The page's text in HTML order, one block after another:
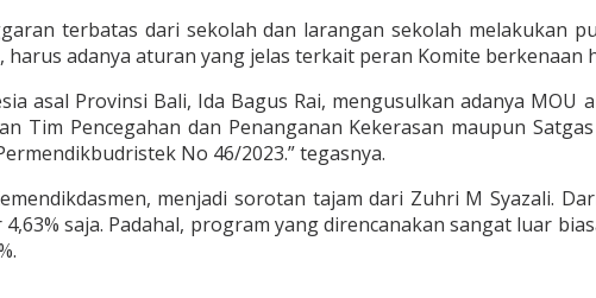
terbatas dari sekolah dan larangan sekolah melakukan
adanya aturan yang jelas terkait peran Komite
asal Provinsi Bali, Ida Bagus Rai, mengusulkan adanya MOU
Tim Pencegahan dan Penanganan Kekerasan maupun
No 46/2023.” tegasnya.
menjadi sorotan tajam dari Zuhri M Syazali.
saja. Padahal, program yang direncanakan sangat luar